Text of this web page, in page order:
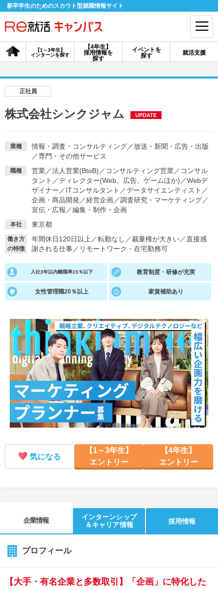
新卒学生のためのスカウト型就職情報サイト
【4年生】
採用情報を
探す
【1～3年生】
インターンを探す
イベントを
探す
就活支援
会員登録 ログイン
採用情報を探す
説明会を探す
インターンを探す
イベントを探す スカウト お知らせ
就活ノウハウ・サポート
就活支援
就活ノウハウが満載！
就活コラム
お役立ち記事・相談室など
適職診断 就活チャンネル
就活時事ニュースを更新 不明点があればこちら
正社員
株式会社シンクジャム UPDATE
業種 情報・調査・コンサルティング／放送・新聞・広告・出版
／専門・その他サービス
職種 営業／法人営業(BtoB) ／ コンサルティング営業／ コンサル
タント ／ディレクター(Web、広告、ゲームほか) ／Webデ
ザイナー ／ITコンサルタント ／データサイエンティスト ／
企画・商品開発 ／経営企画／調査研究・マーケティング／
宣伝・広報 ／編集・制作・企画
本社 東京都
働き方
の特徴
年間休日120日以上 ／転勤なし ／裁量権が大きい／直接感
謝される仕事／ リモートワーク・在宅勤務可
入社3年以内離職率15％以下 教育制度・研修が充実
女性管理職20％以上 家賃補助あり
気になる
【1～3年生】
エントリー
【4年生】
エントリー
企業情報
インターンシップ
＆キャリア情報
採用情報
プロフィール
【大手・有名企業と多数取引】「企画」に特化した